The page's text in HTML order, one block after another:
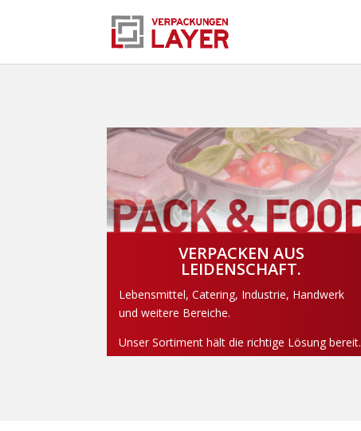
VERPACKEN AUS
LEIDENSCHAFT.
Lebensmittel, Catering, Industrie, Handwerk
und weitere Bereiche.
Unser Sortiment hält die richtige Lösung bereit.